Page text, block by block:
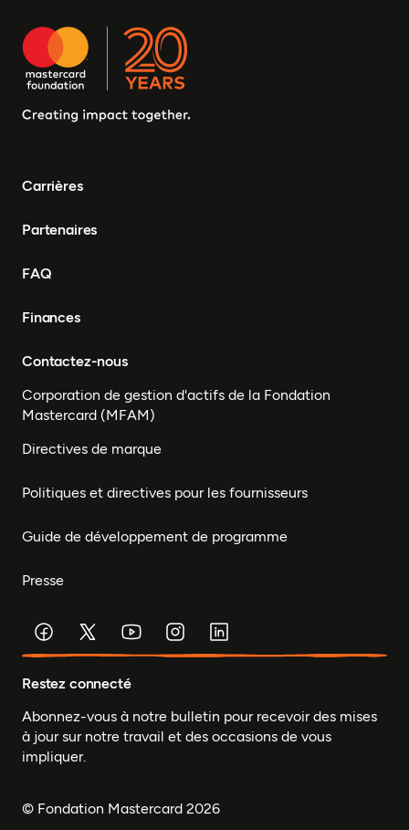
Carrières
Partenaires
FAQ
Finances
Contactez-nous
Corporation de gestion d'actifs de la Fondation
Mastercard (MFAM)
Directives de marque
Politiques et directives pour les fournisseurs
Guide de développement de programme
Presse
Restez connecté
Abonnez-vous à notre bulletin pour recevoir des mises
à jour sur notre travail et des occasions de vous
impliquer.
© Fondation Mastercard 2026